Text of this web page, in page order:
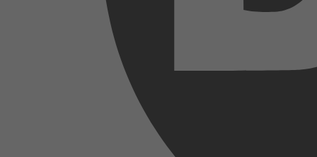
9 september 2025